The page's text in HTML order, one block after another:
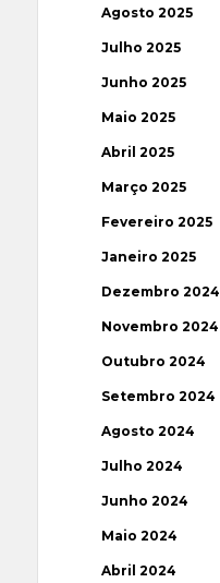
Agosto 2025
Julho 2025
Junho 2025
Maio 2025
Abril 2025
Março 2025
Fevereiro 2025
Janeiro 2025
Dezembro 2024
Novembro 2024
Outubro 2024
Setembro 2024
Agosto 2024
Julho 2024
Junho 2024
Maio 2024
Abril 2024